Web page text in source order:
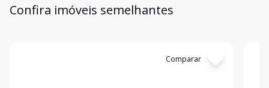
Confira imóveis semelhantes
Comparar